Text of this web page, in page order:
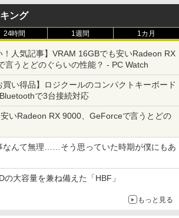
￥18,800
中古パソコン | HP | ProDesk 400 G6 SF
F | Windows11 | デスクトップ | 一年保
証 | 第9世代 | Core i5 9500 3.0(〜最大4.
4)GHz | MEM:8GB | SSD:512GB(NVMe)
| DVDマルチ | 無線LAN:なし | Win11Pro
64Bit | VGA追加モデル
R229-ZOTAC Mini PC ZBOX-MI666 1台
OS Windows 11搭載/Intel Core i7-1165
G7 2.80GHz/16GB 3200AAメモリ/256G
B SSD/ACアダプタ付き★送料無料★
チディスプレイ 10点マルチタッチ対応
フルHD IPS 60Hz 6ms(GTG) 非光沢 700
g 超薄型 Adaptive-Sync HDR10 mini P
M161QTA1bmiuux
￥17,999
IOデータ ゲーミングモニター KH-GD2
51UH 240Hz＆フルHD対応 GigaCrysta
［24.5型 / フルHD(1920×1080) / ワイド /
￥19,607
【ECサイト限定】 JAPANNEXT 15.6イ
ンチ IPSパネル搭載 フルHD(1920x1080)
BLUEPRINT THE RECORDS [ BLUEPRI
NT EDITORIAL TEAM ]
￥3,960
ポケモン 公式 ぜんこく 図鑑 1996～202
図鑑
[新品]キングダム (1-79巻 最新刊) 全巻セ
ング
24時間 1週間 1カ月
！人気記事】VRAM 16GBでも安いRadeon RX
言うとどのぐらいの性能？ - PC Watch
買い得品】ロジクールのコンパクトキーボード
で3台接続対応
いRadeon RX 9000、GeForceで言うとどの
なんて無理……そう思っていた時期が僕にもあ
の大容量を兼ね備えた「HBF」
もっと見る